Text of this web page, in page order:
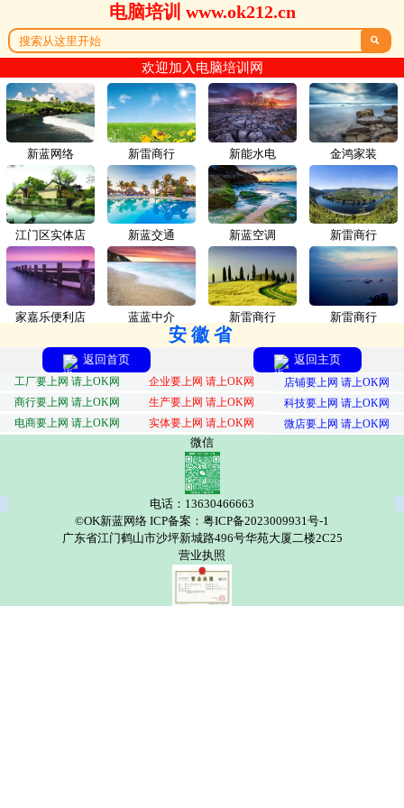
电脑培训 www.ok212.cn

欢迎加入电脑培训网
新蓝网络 新雷商行
江门区实体店 新蓝交通
家嘉乐便利店 蓝蓝中介
新能水电 金鸿家装
新蓝空调 新雷商行
新雷商行 新雷商行
安徽省
返回首页 返回主页
工厂要上网 请上OK网 企业要上网 请上OK网
店铺要上网 请上OK网
商行要上网 请上OK网
生产要上网 请上OK网
科技要上网 请上OK网
电商要上网 请上OK网
实体要上网 请上OK网 微店要上网 请上OK网
微信
电话：13630466663
©OK新蓝网络 ICP备案：粤ICP备2023009931号-1
广东省江门鹤山市沙坪新城路496号华苑大厦二楼2C25
营业执照